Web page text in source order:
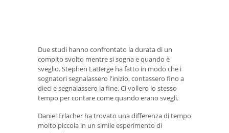
Due studi hanno confrontato la durata di un
compito svolto mentre si sogna e quando è
sveglio. Stephen LaBerge ha fatto in modo che i
sognatori segnalassero l'inizio, contassero fino a
dieci e segnalassero la fine. Ci vollero lo stesso
tempo per contare come quando erano svegli.
Daniel Erlacher ha trovato una differenza di tempo
molto piccola in un simile esperimento di